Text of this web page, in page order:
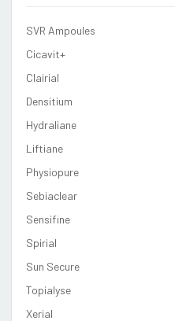
SVR Ampoules
Cicavit+
Clairial
Densitium
Hydraliane
Liftiane
Physiopure
Sebiaclear
Sensifine
Spirial
Sun Secure
Topialyse
Xerial